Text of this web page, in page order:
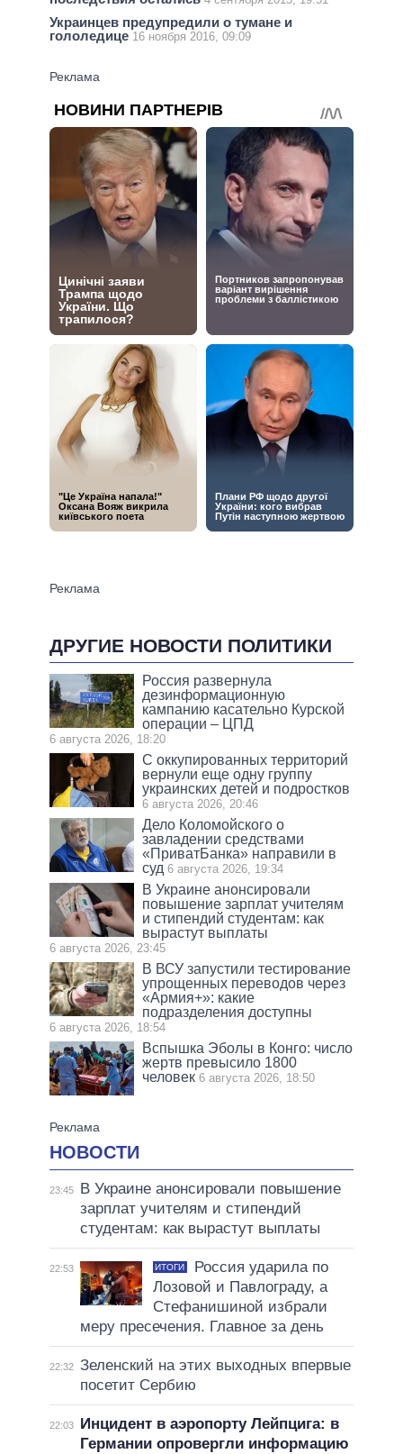
Украинцев предупредили о тумане и
гололедице 16 ноября 2016, 09:09
ДРУГИЕ НОВОСТИ ПОЛИТИКИ
Россия развернула
дезинформационную
кампанию касательно Курской
операции – ЦПД
6 августа 2026, 18:20
С оккупированных территорий
вернули еще одну группу
украинских детей и подростков
6 августа 2026, 20:46
Дело Коломойского о
завладении средствами
«ПриватБанка» направили в
суд 6 августа 2026, 19:34
В Украине анонсировали
повышение зарплат учителям
и стипендий студентам: как
вырастут выплаты
6 августа 2026, 23:45
В ВСУ запустили тестирование
упрощенных переводов через
«Армия+»: какие
подразделения доступны
6 августа 2026, 18:54
Вспышка Эболы в Конго: число
жертв превысило 1800
человек 6 августа 2026, 18:50
НОВОСТИ
23:45
В Украине анонсировали повышение
зарплат учителям и стипендий
студентам: как вырастут выплаты
22:53 ИТОГИ
Россия ударила по
Лозовой и Павлограду, а
Стефанишиной избрали
меру пресечения. Главное за день
22:32 Зеленский на этих выходных впервые
посетит Сербию
22:03
Инцидент в аэропорту Лейпцига: в
Германии опровергли информацию